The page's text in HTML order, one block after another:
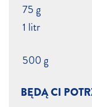
75 g
1 litr
500 g
BĘDĄ CI